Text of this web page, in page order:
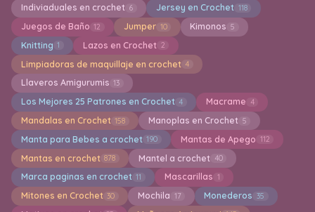
Indiviaduales en crochet 6 Jersey en Crochet 118
Juegos de Baño 12 Jumper 10 Kimonos 5
Knitting 1 Lazos en Crochet 2
Limpiadoras de maquillaje en crochet 4
Llaveros Amigurumis 13
Los Mejores 25 Patrones en Crochet 4 Macrame 4
Mandalas en Crochet 158 Manoplas en Crochet 5
Manta para Bebes a crochet 190 Mantas de Apego 112
Mantas en crochet 878 Mantel a crochet 40
Marca paginas en crochet 11 Mascarillas 1
Mitones en Crochet 30 Mochila 17 Monederos 35